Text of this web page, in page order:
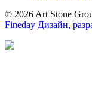
© 2026 Art Stone
Fineday Дизайн,